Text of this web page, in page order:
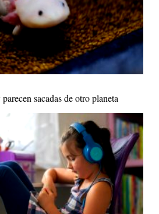
sacadas de otro planeta